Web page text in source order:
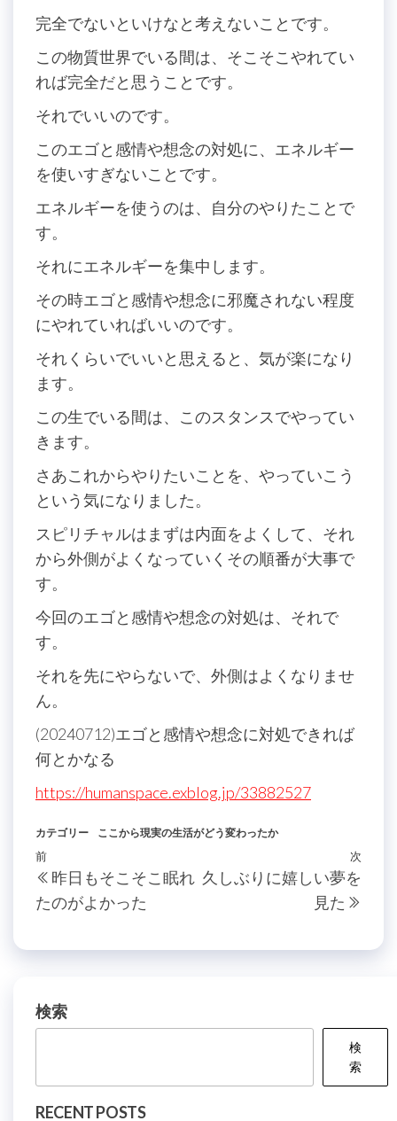
完全でないといけなと考えないことです。
この物質世界でいる間は、そこそこやれてい
れば完全だと思うことです。
それでいいのです。
このエゴと感情や想念の対処に、エネルギー
を使いすぎないことです。
エネルギーを使うのは、自分のやりたことで
す。
それにエネルギーを集中します。
その時エゴと感情や想念に邪魔されない程度
にやれていればいいのです。
それくらいでいいと思えると、気が楽になり
ます。
この生でいる間は、このスタンスでやってい
きます。
さあこれからやりたいことを、やっていこう
という気になりました。
スピリチャルはまずは内面をよくして、それ
から外側がよくなっていくその順番が大事で
す。
今回のエゴと感情や想念の対処は、それで
す。
それを先にやらないで、外側はよくなりませ
ん。
(20240712)エゴと感情や想念に対処できれば
何とかなる
https://humanspace.exblog.jp/33882527
カテゴリー ここから現実の生活がどう変わったか
投
稿
ナ
ビ
ー
シ
ン
過
去
の
前
昨日もそこそこ眠れ
たのがよかった
次
次
久しぶりに嬉しい夢を
見た
検索
検
索
RECENT POSTS